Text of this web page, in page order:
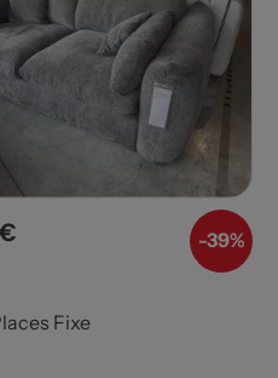
-39%
Prix de base
Fixe